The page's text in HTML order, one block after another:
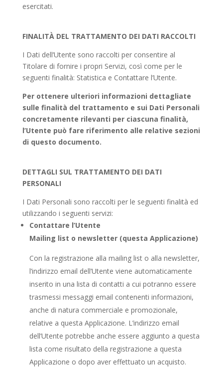
esercitati.
FINALITÀ DEL TRATTAMENTO DEI DATI RACCOLTI
I Dati dell’Utente sono raccolti per consentire al
Titolare di fornire i propri Servizi, così come per le
seguenti finalità: Statistica e Contattare l’Utente.
Per ottenere ulteriori informazioni dettagliate
sulle finalità del trattamento e sui Dati Personali
concretamente rilevanti per ciascuna finalità,
l’Utente può fare riferimento alle relative sezioni
di questo documento.
DETTAGLI SUL TRATTAMENTO DEI DATI
PERSONALI
I Dati Personali sono raccolti per le seguenti finalità ed
utilizzando i seguenti servizi:
Contattare l’Utente
Mailing list o newsletter (questa Applicazione)
Con la registrazione alla mailing list o alla newsletter,
l’indirizzo email dell’Utente viene automaticamente
inserito in una lista di contatti a cui potranno essere
trasmessi messaggi email contenenti informazioni,
anche di natura commerciale e promozionale,
relative a questa Applicazione. L’indirizzo email
dell’Utente potrebbe anche essere aggiunto a questa
lista come risultato della registrazione a questa
Applicazione o dopo aver effettuato un acquisto.